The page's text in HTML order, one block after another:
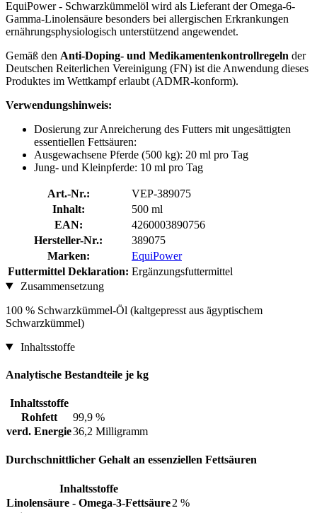
EquiPower - Schwarzkümmelöl wird als Lieferant der Omega-6-
Gamma-Linolensäure besonders bei allergischen Erkrankungen
ernährungsphysiologisch unterstützend angewendet.
Gemäß den Anti-Doping- und Medikamentenkontrollregeln der
Deutschen Reiterlichen Vereinigung (FN) ist die Anwendung dieses
Produktes im Wettkampf erlaubt (ADMR-konform).
Verwendungshinweis:
Dosierung zur Anreicherung des Futters mit ungesättigten
essentiellen Fettsäuren:
Ausgewachsene Pferde (500 kg): 20 ml pro Tag
Jung- und Kleinpferde: 10 ml pro Tag
Art.-Nr.:
VEP-389075
Inhalt:
500 ml
EAN:
4260003890756
Hersteller-Nr.:
389075
Marken:
EquiPower
Futtermittel Deklaration: Ergänzungsfuttermittel
Zusammensetzung
100 % Schwarzkümmel-Öl (kaltgepresst aus ägyptischem
Schwarzkümmel)
Inhaltsstoffe
Analytische Bestandteile je kg
Inhaltsstoffe
Rohfett
99,9 %
verd. Energie36,2 Milligramm
Durchschnittlicher Gehalt an essenziellen Fettsäuren
Inhaltsstoffe
Linolensäure - Omega-3-Fettsäure2 %